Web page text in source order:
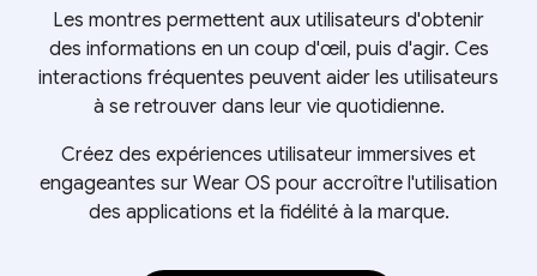
Les montres permettent aux utilisateurs d'obtenir
des informations en un coup d'œil, puis d'agir. Ces
interactions fréquentes peuvent aider les utilisateurs
à se retrouver dans leur vie quotidienne.
Créez des expériences utilisateur immersives et
engageantes sur Wear OS pour accroître l'utilisation
des applications et la fidélité à la marque.